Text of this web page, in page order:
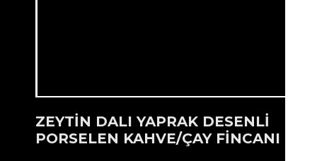
ZEYTİN DALI YAPRAK DESENLİ
PORSELEN KAHVE/ÇAY FİNCANI